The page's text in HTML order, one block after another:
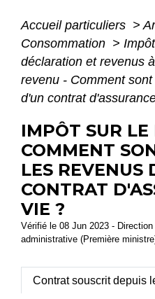
Accueil particuliers >
Consommation >
déclaration et revenus
revenu - Comment
d'un contrat
IMPÔT SUR LE
COMMENT
LES REVENUS
CONTRAT
VIE ?
Vérifié le 08 Jun 2023 -
administrative (Première
Contrat souscrit depuis